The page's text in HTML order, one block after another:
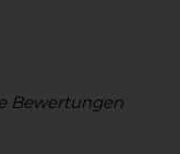
Bewertungen